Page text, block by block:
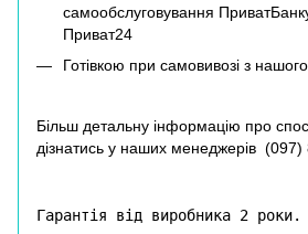
самообслуговування
Приват24
Готівкою при самовивозі з
Більш детальну інформацію про
дізнатись у наших менеджерів (097)
Гарантія від виробника 2 роки.